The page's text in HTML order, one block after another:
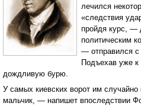
лечился
«следствия
пройдя курс, —
политическим
— отправился
Подъехав уже к
дождливую бурю.
У самых киевских ворот им случайно
мальчик, — напишет впоследствии